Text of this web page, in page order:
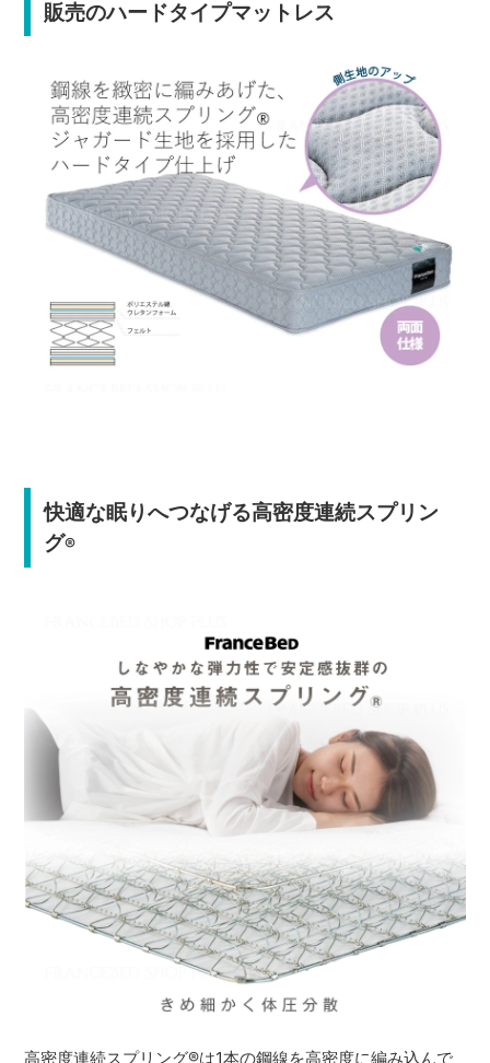
販売のハードタイプマットレス
快適な眠りへつなげる高密度連続スプリン
グ®
高密度連続スプリング®は1本の鋼線を高密度に編み込んで